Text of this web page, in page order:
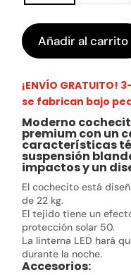
Añadir al carrito
¡ENVÍO
se fabrican bajo
Moderno
premium con un
características
suspensión
impactos y un
El cochecito está
de 22 kg.
El tejido tiene un
protección solar 50.
La linterna LED hará
durante la noche.
Accesorios: